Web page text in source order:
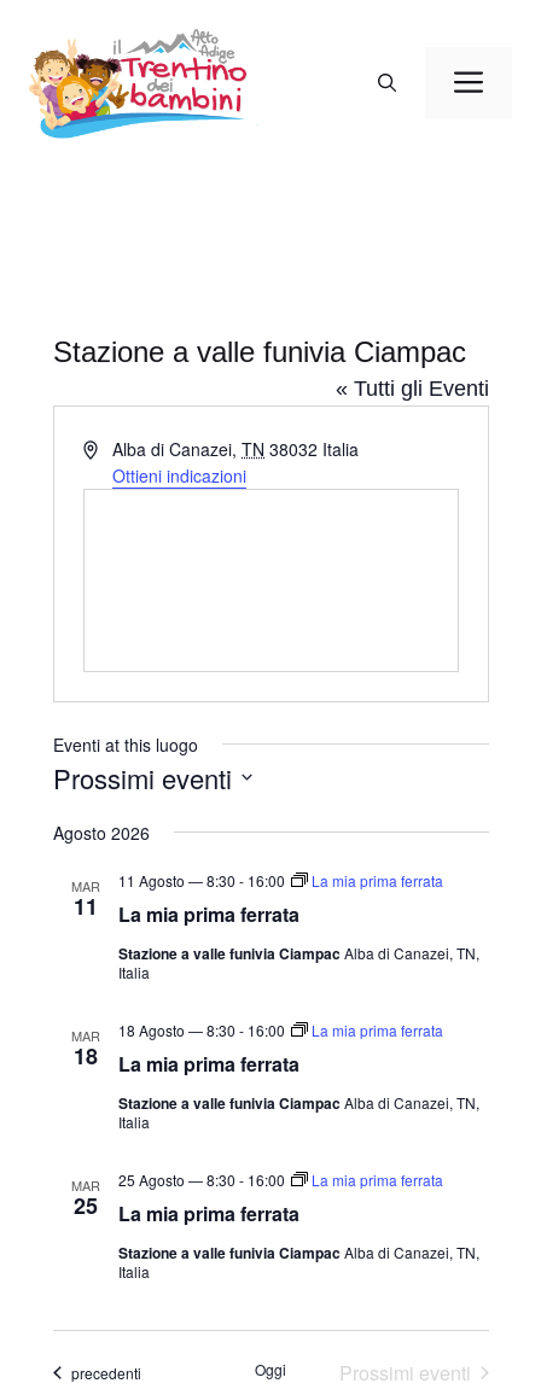
contenuto
Stazione a valle funivia Ciampac
« Tutti gli Eventi
I
Alba di Canazei, TN 38032 Italia
Ottieni indicazioni
Eventi at this luogo
Prossimi eventi
e
Agosto 2026
MAR
11 La mia prima ferrata
11 Agosto — 8:30 - 16:00 La mia prima ferrata
Stazione a valle funivia CiampacAlba di Canazei, TN,
Italia
MAR
18 La mia prima ferrata
18 Agosto — 8:30 - 16:00 La mia prima ferrata
Stazione a valle funivia CiampacAlba di Canazei, TN,
Italia
MAR
25 La mia prima ferrata
25 Agosto — 8:30 - 16:00 La mia prima ferrata
Stazione a valle funivia CiampacAlba di Canazei, TN,
Italia
Eventi
precedenti Oggi Prossimi eventi